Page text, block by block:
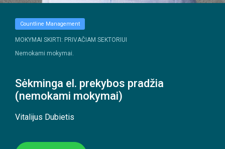
Countline Management
MOKYMAI SKIRTI: PRIVAČIAM SEKTORIUI
Nemokami mokymai.
Sėkminga el. prekybos pradžia
(nemokami mokymai)
Vitalijus Dubietis